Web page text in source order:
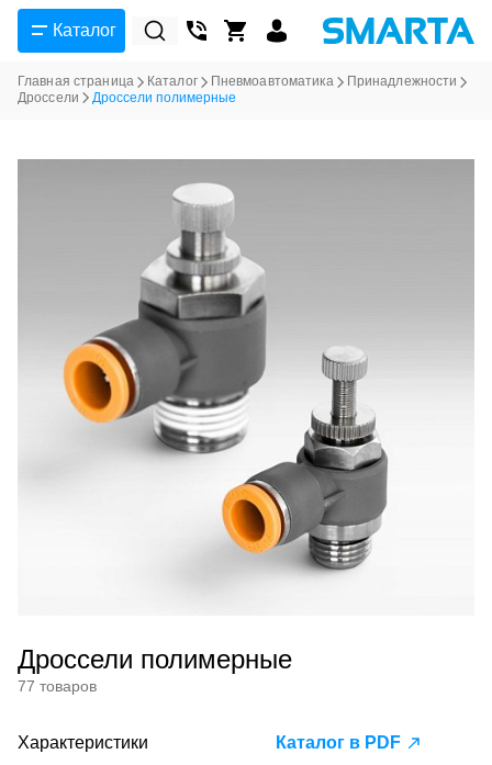
Каталог
Главная страница Каталог Пневмоавтоматика
Принадлежности
Дроссели
Дроссели полимерные
Дроссели полимерные
77 товаров
Характеристики Каталог в PDF